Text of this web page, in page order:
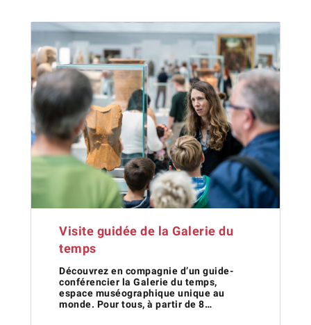
Visite guidée de la Galerie du
temps
Découvrez en compagnie d’un guide-
conférencier la Galerie du temps,
espace muséographique unique au
monde. Pour tous, à partir de 8…